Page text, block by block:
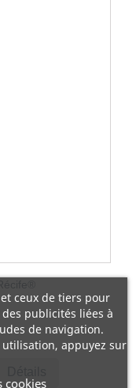
ceux de tiers pour
publicités liées à
de navigation.
appuyez sur
cookies